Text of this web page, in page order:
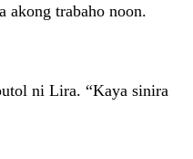
akong trabaho noon.
ni Lira. “Kaya sinira